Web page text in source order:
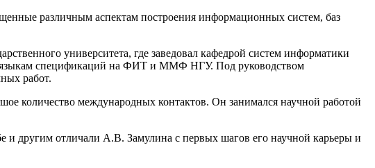
различным аспектам построения информационных систем, баз
университета, где заведовал кафедрой систем информатики
языкам спецификаций на ФИТ и ММФ НГУ. Под руководством
работ.
количество международных контактов. Он занимался научной работой
и другим отличали А.В. Замулина с первых шагов его научной карьеры и